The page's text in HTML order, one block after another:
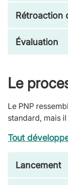
Rétroaction
Évaluation
Le
Le PNP
standard, mais
Tout
Lancement